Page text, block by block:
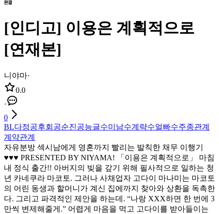
[인디고] 이용은 계획적으로
[연재본]
니야마·
0.0
·
0
BL다정공후회공순진공능글수미남수계략수얼빠수주종관계
계약관계
자유분방 섹시남에게 영혼까지 빨리는 발칙한 채무 이행기
♥♥♥ PRESENTED BY NIYAMA! 「이용은 계획적으로」 마침
내 정식 출간!! 아버지의 빚을 갚기 위해 필사적으로 일하는 청
년 카네쿠라 마코토. 그러나 사채업자 고다이 마나미는 마코토
의 어린 동생과 할머니가 계신 집에까지 찾아와 상환을 독촉한
다. 그리고 파격적인 제안을 하는데. “나랑 XXX하면 한 번에 3
만씩 변제해줄게.” 어렵게 마음을 먹고 고다이를 받아들이는